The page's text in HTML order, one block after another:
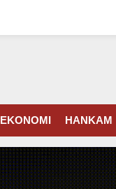
EKONOMI HANKAM